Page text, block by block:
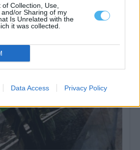
Collection, Use,
or Sharing of my
Is Unrelated with the
it was collected.
Data Access Privacy Policy